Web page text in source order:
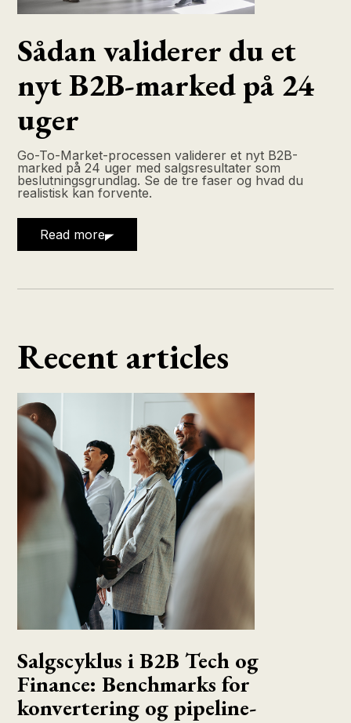
Sådan validerer du et
nyt B2B-marked på 24
uger
Go-To-Market-processen validerer et nyt B2B-
marked på 24 uger med salgsresultater som
beslutningsgrundlag. Se de tre faser og hvad du
realistisk kan forvente.
Read more
Recent articles
Salgscyklus i B2B Tech og
Finance: Benchmarks for
konvertering og pipeline-